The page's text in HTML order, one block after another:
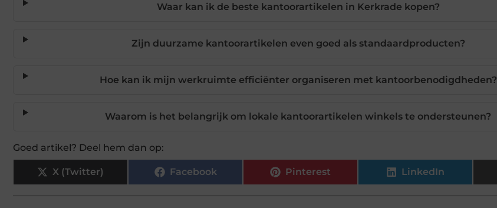
Waar kan ik de beste kantoorartikelen in Kerkrade kopen?
Zijn duurzame kantoorartikelen even goed als standaardproducten?
Hoe kan ik mijn werkruimte efficiënter organiseren met kantoorbenodigdheden?
Waarom is het belangrijk om lokale kantoorartikelen winkels te ondersteunen?
Goed artikel? Deel hem dan op:
X (Twitter) Facebook Pinterest LinkedIn